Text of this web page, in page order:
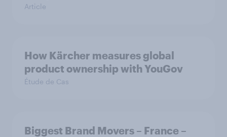
Article
How Kärcher measures global
product ownership with YouGov
Étude de Cas
Biggest Brand Movers – France –